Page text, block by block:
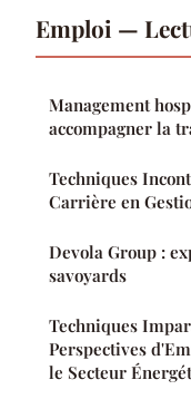
Emploi —
Management
accompagner la
Techniques
Carrière en
Devola Group :
savoyards
Techniques
Perspectives
le Secteur